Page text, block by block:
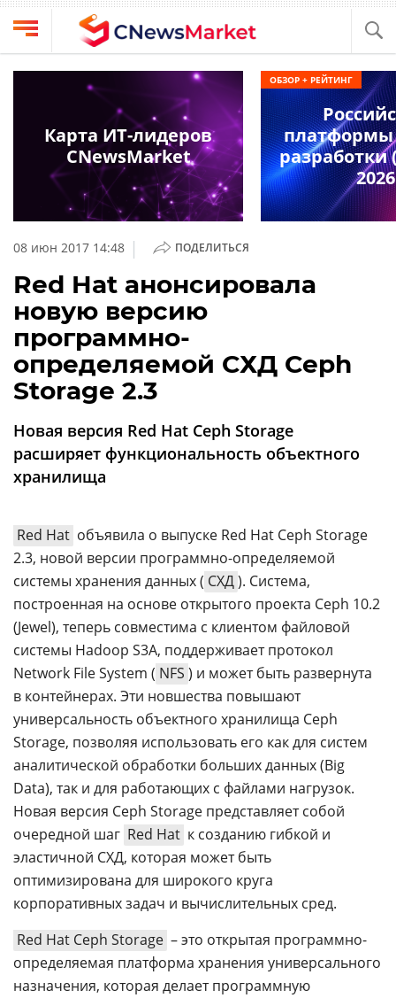
Выбрать
провайдера
Компании
обзоры
кабинет
О
проекте
CNews
Аналитика
Конференции
Техника
Об
издании
Реклама
Вакансии
Контакты
Max
Дзен
VK
Rutube
CNews
Конференции
Техника
08 июн 2017 14:48 | ПОДЕЛИТЬСЯ
Red Hat анонсировала
новую версию
программно-
определяемой СХД Ceph
Storage 2.3
Новая версия Red Hat Ceph Storage
расширяет функциональность объектного
хранилища
Red Hat объявила о выпуске Red Hat Ceph Storage
2.3, новой версии программно-определяемой
системы хранения данных ( СХД). Система,
построенная на основе открытого проекта Ceph 10.2
(Jewel), теперь совместима с клиентом файловой
системы Hadoop S3A, поддерживает протокол
Network File System ( NFS ) и может быть развернута
в контейнерах. Эти новшества повышают
универсальность объектного хранилища Ceph
Storage, позволяя использовать его как для систем
аналитической обработки больших данных (Big
Data), так и для работающих с файлами нагрузок.
Новая версия Ceph Storage представляет собой
очередной шаг Red Hat к созданию гибкой и
эластичной СХД, которая может быть
оптимизирована для широкого круга
корпоративных задач и вычислительных сред.
Red Hat Ceph Storage – это открытая программно-
определяемая платформа хранения универсального
назначения, которая делает программную
Карта ИТ-лидеров
CNewsMarket
платформы
разработки
2026
ОБЗОР + РЕЙТИНГ